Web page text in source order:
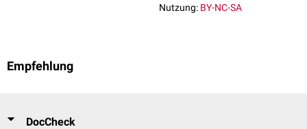
Nutzung: BY-NC-SA
Empfehlung
DocCheck